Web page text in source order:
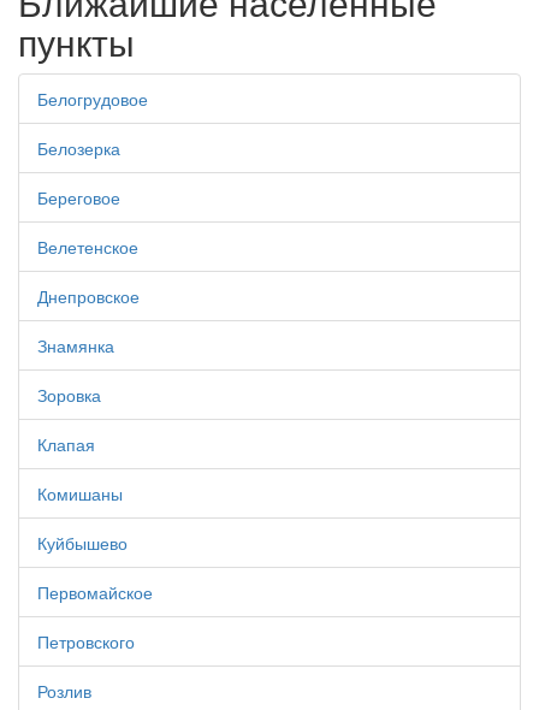
пункты
Белогрудовое
Белозерка
Береговое
Велетенское
Днепровское
Знамянка
Зоровка
Клапая
Комишаны
Куйбышево
Первомайское
Петровского
Розлив